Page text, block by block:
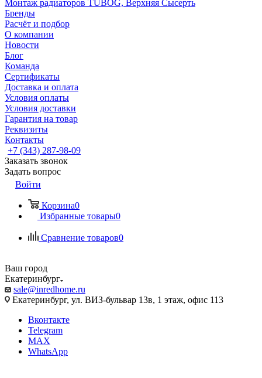
Монтаж радиаторов TUBOG, Верхняя Сысерть
Бренды
Расчёт и подбор
О компании
Новости
Блог
Команда
Сертификаты
Доставка и оплата
Условия оплаты
Условия доставки
Гарантия на товар
Реквизиты
Контакты
+7 (343) 287-98-09
Заказать звонок
Задать вопрос
Войти
Корзина0
Избранные товары0
Сравнение товаров0
Ваш город
Екатеринбург
sale@inredhome.ru
Екатеринбург, ул. ВИЗ-бульвар 13в, 1 этаж, офис 113
Вконтакте
Telegram
MAX
WhatsApp